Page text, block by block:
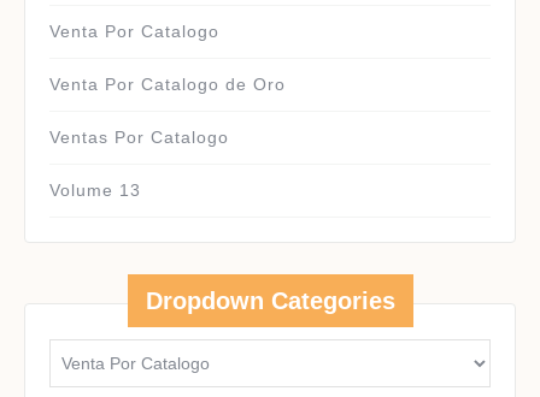
Venta Por Catalogo
Venta Por Catalogo de Oro
Ventas Por Catalogo
Volume 13
Dropdown Categories